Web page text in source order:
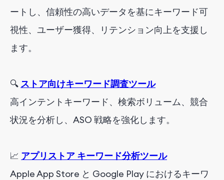
ートし、信頼性の高いデータを基にキーワード可
視性、ユーザー獲得、リテンション向上を支援し
ます。
🔍 ストア向けキーワード調査ツール
高インテントキーワード、検索ボリューム、競合
状況を分析し、ASO 戦略を強化します。
📈 アプリストア キーワード分析ツール
Apple App Store と Google Play におけるキーワ